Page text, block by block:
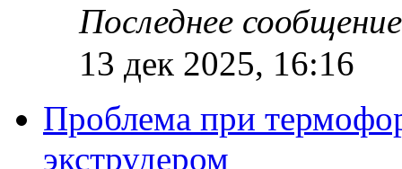
Последнее
13 дек 2025, 16:16
Проблема при
экструдером